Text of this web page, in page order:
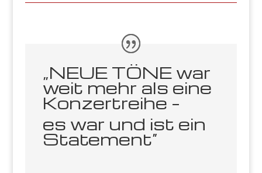
„NEUE TÖNE war
weit mehr als eine
Konzertreihe –
es war und ist ein
Statement“